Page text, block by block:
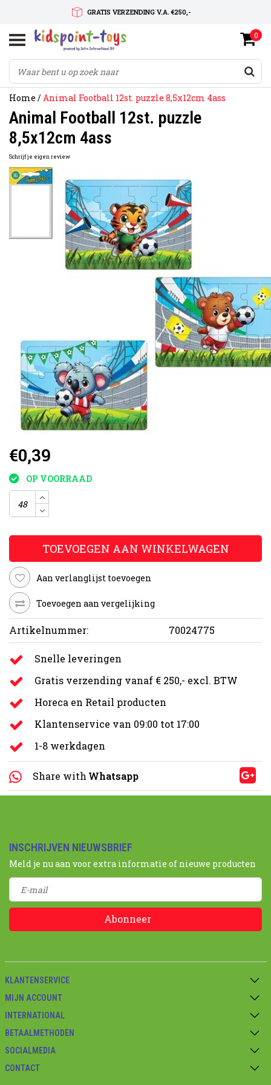
GRATIS VERZENDING V.A. €250,-
SNELLE LEVERTIJD
SERVICE OP MAAT
0
Home / Animal Football 12st. puzzle 8,5x12cm 4ass
Animal Football 12st. puzzle
8,5x12cm 4ass
Schrijf je eigen review
€0,39
OP VOORRAAD
TOEVOEGEN AAN WINKELWAGEN
Aan verlanglijst toevoegen
Toevoegen aan vergelijking
Artikelnummer: 70024775
Snelle leveringen
Gratis verzending vanaf € 250,- excl. BTW
Horeca en Retail producten
Klantenservice van 09:00 tot 17:00
1-8 werkdagen
Share with Whatsapp
INSCHRIJVEN NIEUWSBRIEF
Meld je nu aan voor extra informatie of nieuwe producten
Abonneer
KLANTENSERVICE
MIJN ACCOUNT
INTERNATIONAL
BETAALMETHODEN
SOCIALMEDIA
CONTACT